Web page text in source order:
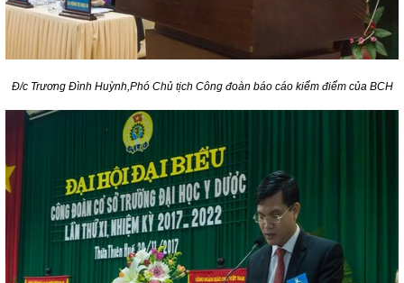
Đ/c Trương Đình Huỳnh,Phó Chủ tịch Công đoàn báo cáo kiểm điểm của BCH